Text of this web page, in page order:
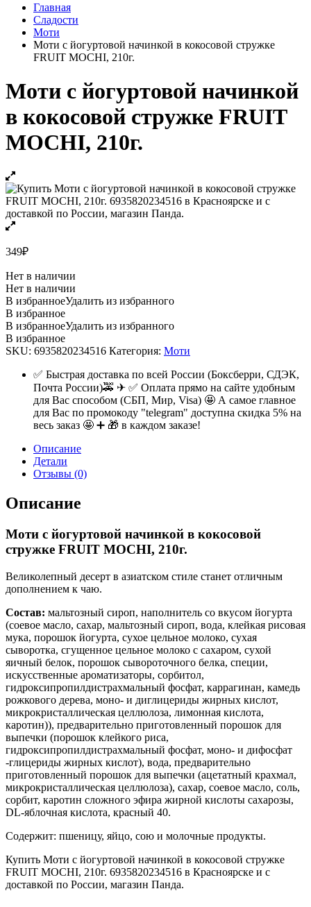
Главная
Сладости
Моти
Моти с йогуртовой начинкой в кокосовой стружке
FRUIT MOCHI, 210г.
Моти с йогуртовой начинкой
в кокосовой стружке FRUIT
MOCHI, 210г.
349₽
Нет в наличии
Нет в наличии
В избранноеУдалить из избранного
В избранное
В избранноеУдалить из избранного
В избранное
SKU: 6935820234516 Категория: Моти
✅ Быстрая доставка по всей России (Боксберри, СДЭК,
Почта России)🚕 ✈ ✅ Оплата прямо на сайте удобным
для Вас способом (СБП, Мир, Visa) 🤩 А самое главное
для Вас по промокоду "telegram" доступна скидка 5% на
весь заказ 🤩 ➕ 🎁 в каждом заказе!
Описание
Детали
Отзывы (0)
Описание
Моти с йогуртовой начинкой в кокосовой
стружке FRUIT MOCHI, 210г.
Великолепный десерт в азиатском стиле станет отличным
дополнением к чаю.
Состав: мальтозный сироп, наполнитель со вкусом йогурта
(соевое масло, сахар, мальтозный сироп, вода, клейкая рисовая
мука, порошок йогурта, сухое цельное молоко, сухая
сыворотка, сгущенное цельное молоко с сахаром, сухой
яичный белок, порошок сывороточного белка, специи,
искусственные ароматизаторы, сорбитол,
гидроксипропилдистрахмальный фосфат, каррагинан, камедь
рожкового дерева, моно- и диглицериды жирных кислот,
микрокристаллическая целлюлоза, лимонная кислота,
каротин)), предварительно приготовленный порошок для
выпечки (порошок клейкого риса,
гидроксипропилдистрахмальный фосфат, моно- и дифосфат
-глицериды жирных кислот), вода, предварительно
приготовленный порошок для выпечки (ацетатный крахмал,
микрокристаллическая целлюлоза), сахар, соевое масло, соль,
сорбит, каротин сложного эфира жирной кислоты сахарозы,
DL-яблочная кислота, красный 40.
Содержит: пшеницу, яйцо, сою и молочные продукты.
Купить Моти с йогуртовой начинкой в кокосовой стружке
FRUIT MOCHI, 210г. 6935820234516 в Красноярске и с
доставкой по России, магазин Панда.